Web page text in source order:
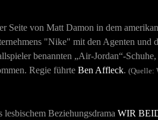
Seite von Matt Damon in dem
"Nike" mit den Agenten und
benannten „Air-Jordan“-
Regie führte Ben Affleck. (Quelle:
Beziehungsdrama WIR